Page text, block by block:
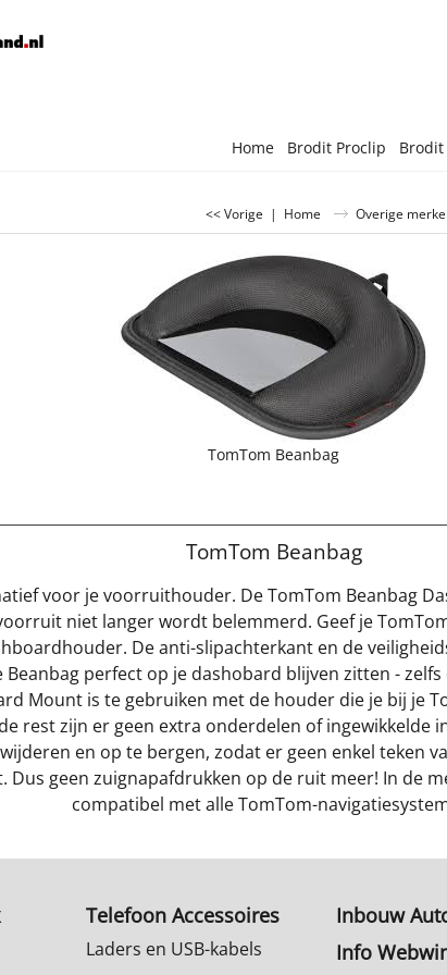
Home Brodit Proclip
<< Vorige | Home Overige
TomTom Beanbag
TomTom Beanbag
voor je voorruithouder. De TomTom Beanbag
niet langer wordt belemmerd. Geef je
De anti-slipachterkant en de
Beanbag perfect op je dashobard blijven zitten -
Mount is te gebruiken met de houder die je bij je
rest zijn er geen extra onderdelen of ingewikkelde
en op te bergen, zodat er geen enkel teken
Dus geen zuignapafdrukken op de ruit meer! In de
compatibel met alle TomTom-
Telefoon Accessoires
Laders en USB-kabels
Inbouw
Info